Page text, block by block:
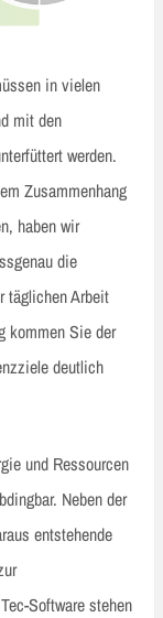
in vielen
mit den
werden.
Zusammenhang
haben wir
die
täglichen Arbeit
kommen Sie der
deutlich
und Ressourcen
Neben der
entstehende
Software stehen